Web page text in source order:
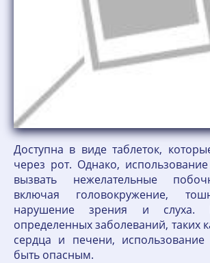
Доступна в виде таблеток,
через рот. Однако,
вызвать нежелательные
включая головокружение,
нарушение зрения и слуха.
определенных заболеваний, таких
сердца и печени,
быть опасным.